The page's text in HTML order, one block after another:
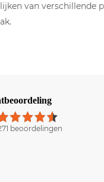
van
1
beoordelingen